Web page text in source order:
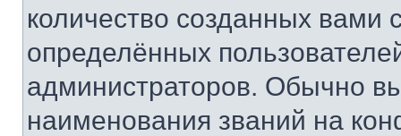
количество созданных
определённых
администраторов. Обычно
наименования званий на